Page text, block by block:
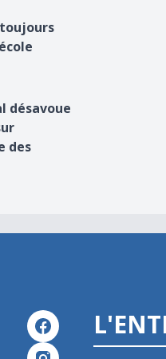
des
désavoue
des